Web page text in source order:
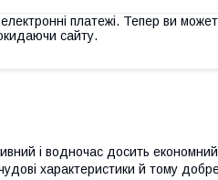
електронні платежі. Тепер ви
сайту.
і водночас досить економний
характеристики й тому